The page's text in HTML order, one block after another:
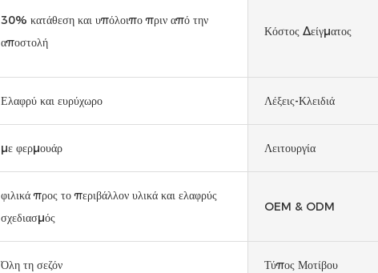
30% κατάθεση και υπόλοιπο πριν από την
αποστολή
Κόστος Δείγματος
Ελαφρύ και ευρύχωρο Λέξεις-Κλειδιά
με φερμουάρ Λειτουργία
φιλικά προς το περιβάλλον υλικά και ελαφρύς
σχεδιασμός
OEM & ODM
Όλη τη σεζόν Τύπος Μοτίβου